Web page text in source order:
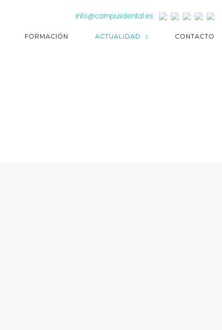
info@campusdental.es
FORMACIÓN ACTUALIDAD CONTACTO